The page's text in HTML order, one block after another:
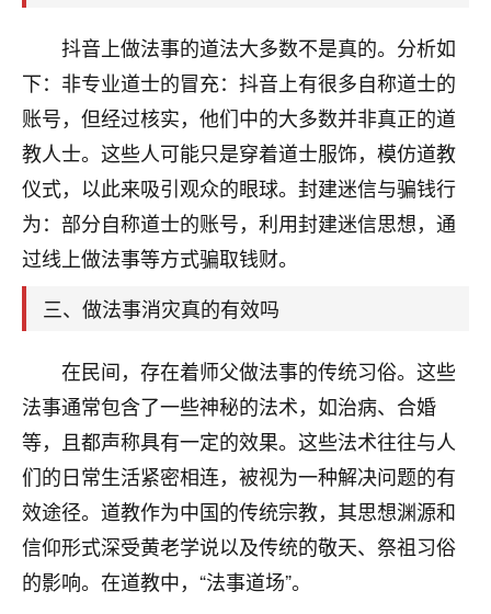
抖音上做法事的道法大多数不是真的。分析如
下：非专业道士的冒充：抖音上有很多自称道士的
账号，但经过核实，他们中的大多数并非真正的道
教人士。这些人可能只是穿着道士服饰，模仿道教
仪式，以此来吸引观众的眼球。封建迷信与骗钱行
为：部分自称道士的账号，利用封建迷信思想，通
过线上做法事等方式骗取钱财。
三、做法事消灾真的有效吗
在民间，存在着师父做法事的传统习俗。这些
法事通常包含了一些神秘的法术，如治病、合婚
等，且都声称具有一定的效果。这些法术往往与人
们的日常生活紧密相连，被视为一种解决问题的有
效途径。道教作为中国的传统宗教，其思想渊源和
信仰形式深受黄老学说以及传统的敬天、祭祖习俗
的影响。在道教中，“法事道场”。
卦，认识老师3年了，都是缘分啊！
17分钟前 来自湖北 19
心若莲花
我是做餐饮的，这两年，生意屡屡受挫，店开一家关
一家，要么生意不好，生意好的就出事。前些年攒的
家底快败光了，真是倒霉！我也想找人看看到底怎么
回事？
啊！
是我从找店开始都是找慧来老师跟进的，选
址、风水、还有开业日子，哪哪都看了，虽然
大环境不好，但是我家生意还可以，前几天又
刚找老师做了补财库，希望财运更好一点！
2小时前 来自海南 18
梦醒时分
我女儿高二叛逆，大半年不上学，一说她就要死要活